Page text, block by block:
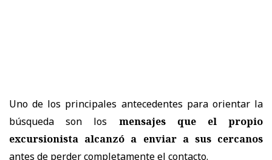
Uno de los principales antecedentes para orientar la
búsqueda son los mensajes que el propio
excursionista alcanzó a enviar a sus cercanos
antes de perder completamente el contacto.